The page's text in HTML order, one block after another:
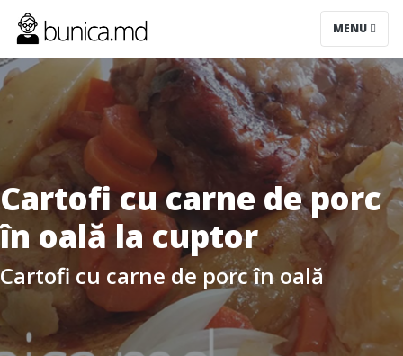
MENU
Cartofi cu carne de porc
în oală la cuptor
Cartofi cu carne de porc în oală